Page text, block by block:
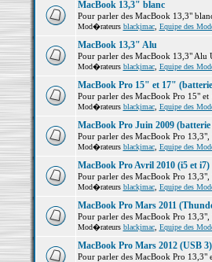
MacBook 13,3" blanc
Pour parler des MacBook 13,3"
Mod�rateurs blackjmac, Equipe des
MacBook 13,3" Alu
Pour parler des MacBook 13,3" Alu
Mod�rateurs blackjmac, Equipe des
MacBook Pro 15" et 17"
Pour parler des MacBook Pro 15"
Mod�rateurs blackjmac, Equipe des
MacBook Pro Juin 2009 (batterie
Pour parler des MacBook Pro
Mod�rateurs blackjmac, Equipe des
MacBook Pro Avril 2010 (i5 et i7)
Pour parler des MacBook Pro
Mod�rateurs blackjmac, Equipe des
MacBook Pro Mars 2011
Pour parler des MacBook Pro
Mod�rateurs blackjmac, Equipe des
MacBook Pro Mars 2012 (USB 3)
Pour parler des MacBook Pro 13,3"